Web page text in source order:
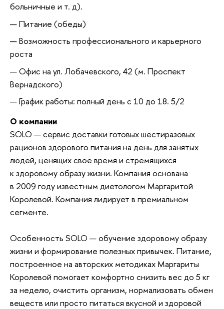
больничные и т. д).
Питание (обеды)
Возможность профессионального и карьерного
роста
Офис на ул. Лобачевского, 42 (м. Проспект
Вернадского)
График работы: полный день c 10 до 18. 5/2
О компании
SOLO — сервис доставки готовых шестиразовых
рационов здорового питания на день для занятых
людей, ценящих свое время и стремящихся
к здоровому образу жизни. Компания основана
в 2009 году известным диетологом Маргаритой
Королевой. Компания лидирует в премиальном
сегменте.
Особенность SOLO — обучение здоровому образу
жизни и формирование полезных привычек. Питание,
построенное на авторских методиках Маргариты
Королевой помогает комфортно снизить вес до 5 кг
за неделю, очистить организм, нормализовать обмен
веществ или просто питаться вкусной и здоровой